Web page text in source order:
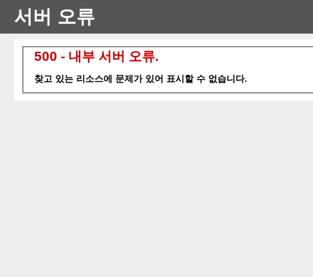
서버 오류
500 - 내부 서버 오류.
찾고 있는 리소스에 문제가 있어 표시할 수 없습니다.